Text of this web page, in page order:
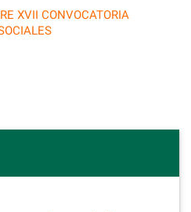
XVII CONVOCATORIA